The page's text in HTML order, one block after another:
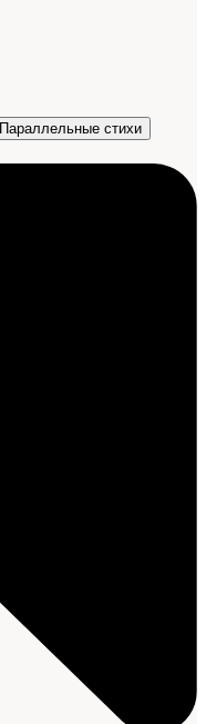
Параллельные стихи